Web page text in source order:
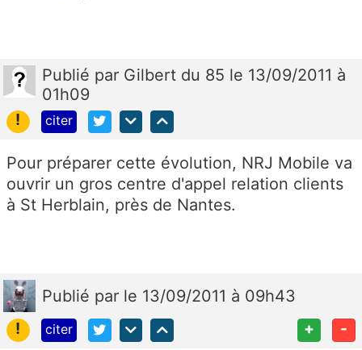
Publié par Gilbert du 85 le 13/09/2011 à
01h09
!
citer
Pour préparer cette évolution, NRJ Mobile va
ouvrir un gros centre d'appel relation clients
à St Herblain, près de Nantes.
Publié par le 13/09/2011 à 09h43
!
citer + -